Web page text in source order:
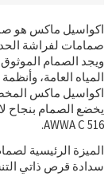
اكواسيل ماكس هو
صمامات لفراشة
ويجد الصمام
المياه العامة،
اكواسيل ماكس
AWWA C 516.
الميزة الرئيسية
سدادة قرص ذاتي